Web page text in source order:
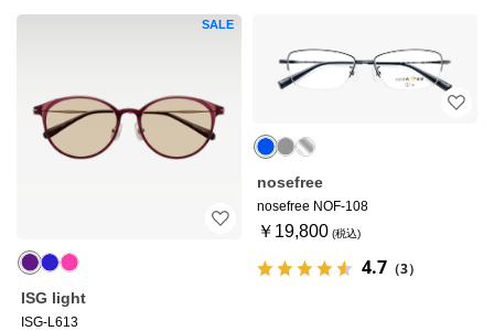
SALE
ISG light
ISG-L613
nosefree
nosefree NOF-108
￥19,800
4.7 （3）